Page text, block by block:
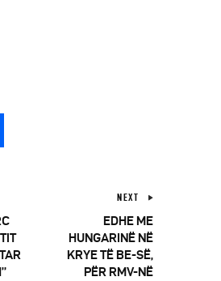
NEXT
EDHE ME
HUNGARINË NË
KRYE TË BE-SË,
PËR RMV-NË